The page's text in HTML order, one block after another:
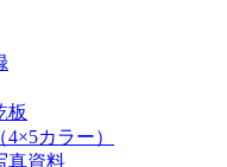
板
カラー）
真資料